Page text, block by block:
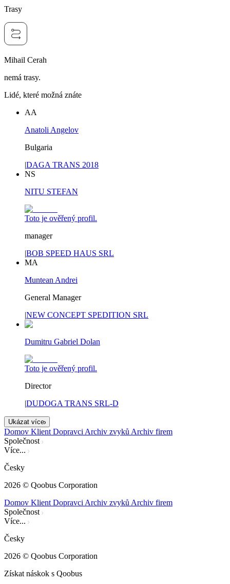
Trasy
Mihail Cerah
nemá trasy.
Lidé, které možná znáte
AA
Anatoli Angelov
Bulgaria
|DAGA TRANS 2018
NS
NITU STEFAN
Toto je ověřený profil.
manager
|BOB SPEED HAUS SRL
MA
Muntean Andrei
General Manager
|NEW CONCEPT SPEDITION SRL
Dumitru Gabriel Dolan
Toto je ověřený profil.
Director
|DUDOGA TRANS SRL-D
Ukázat více
Domov Klient Dopravci Archiv zvyků Archiv firem
Společnost
Více...
Česky
2026 © Qoobus Corporation
Domov Klient Dopravci Archiv zvyků Archiv firem
Společnost
Více...
Česky
2026 © Qoobus Corporation
Získat náskok s Qoobus